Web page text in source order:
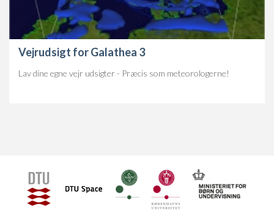
Vejrudsigt for Galathea 3
Lav dine egne vejr udsigter - Præcis som meteorologerne!